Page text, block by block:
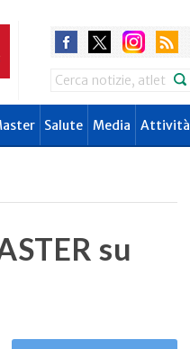
Search
Salute Media Attività
su